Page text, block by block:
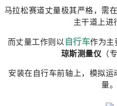
马拉松赛道丈量极其严格，需
主干道上进
而丈量工作则以 自行车作为主
琼斯测量仪 （
安装在自行车前轴上，模拟运
量。